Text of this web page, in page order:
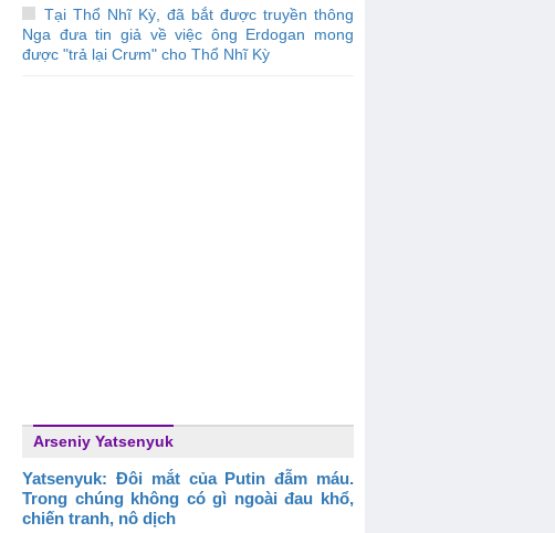
Tại Thổ Nhĩ Kỳ, đã bắt được truyền thông
Nga đưa tin giả về việc ông Erdogan mong
được "trả lại Crưm" cho Thổ Nhĩ Kỳ
Arseniy Yatsenyuk
Yatsenyuk: Đôi mắt của Putin đẫm máu.
Trong chúng không có gì ngoài đau khổ,
chiến tranh, nô dịch